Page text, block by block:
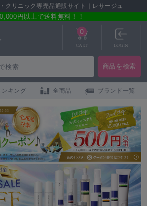
クリニック専売品通販サイト｜レサージュ
円以上で送料無料！！
0
CART LOGIN
ンキング 全商品 ブランド一覧